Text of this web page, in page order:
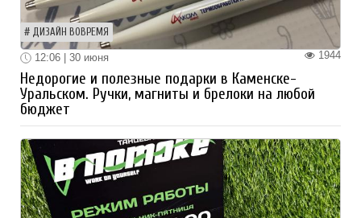
ДИЗАЙН ВОВРЕМЯ
1944
12:06 | 30 июня
Недорогие и полезные подарки в Каменске-
Уральском. Ручки, магниты и брелоки на любой
бюджет